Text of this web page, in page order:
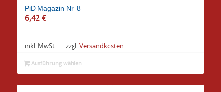
PiD Magazin Nr. 8
6,42 €
inkl. MwSt. zzgl. Versandkosten
Ausführung wählen